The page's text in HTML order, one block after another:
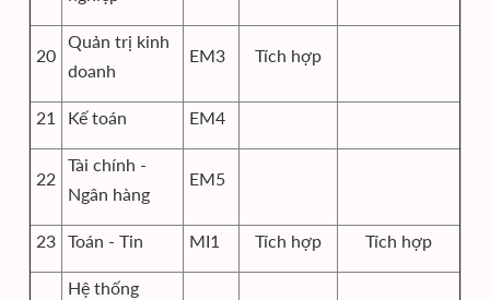
20
Quản trị kinh
doanh
EM3 Tích hợp
21 Kế toán EM4
22
Tài chính -
Ngân hàng
EM5
23 Toán - Tin MI1 Tích hợp Tích hợp
Hệ thống